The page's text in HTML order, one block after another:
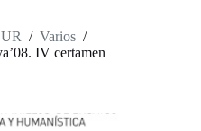
/ Varios /
IV certamen